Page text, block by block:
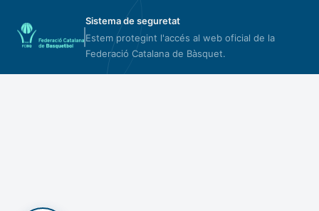
Sistema de seguretat
Estem protegint l'accés al web oficial de la
Federació Catalana de Bàsquet.